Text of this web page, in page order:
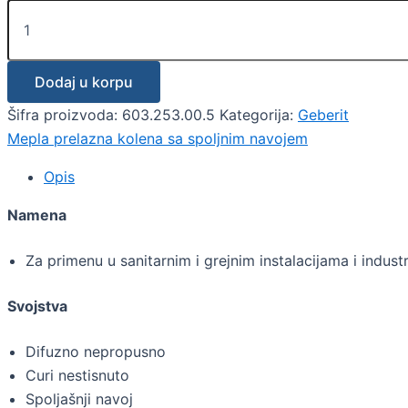
Dodaj u korpu
Šifra proizvoda: 603.253.00.5 Kategorija: Geberit
Mepla prelazna kolena sa spoljnim navojem
Opis
Namena
Za primenu u sanitarnim i grejnim instalacijama i
Svojstva
Difuzno nepropusno
Curi nestisnuto
Spoljašnji navoj